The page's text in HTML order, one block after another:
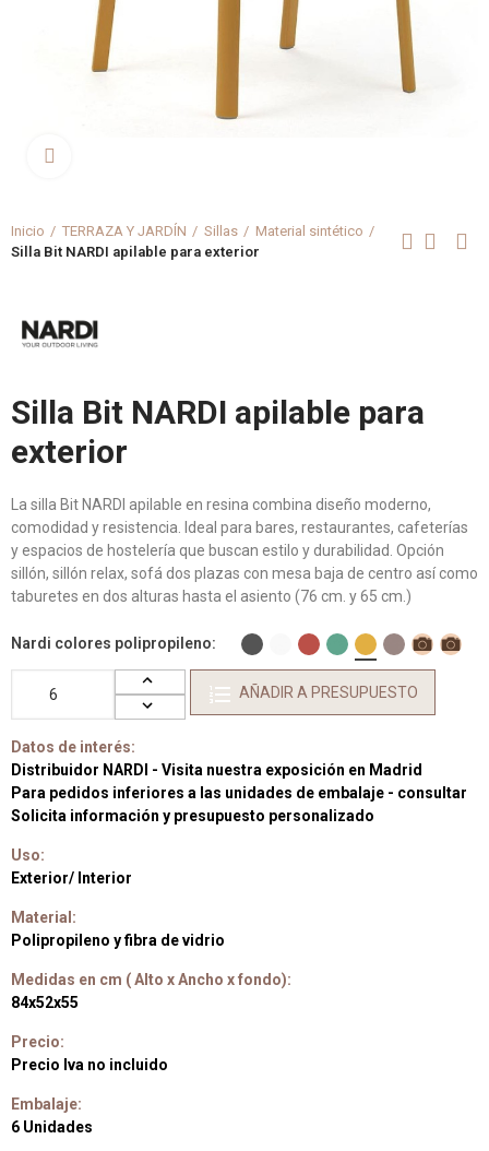
Inicio TERRAZA Y JARDÍN Sillas
Material sintético
Silla Bit NARDI apilable para exterior
Silla Bit NARDI apilable para
exterior
La silla Bit NARDI apilable en resina combina diseño moderno,
comodidad y resistencia. Ideal para bares, restaurantes, cafeterías
y espacios de hostelería que buscan estilo y durabilidad. Opción
sillón, sillón relax, sofá dos plazas con mesa baja de centro así como
taburetes en dos alturas hasta el asiento (76 cm. y 65 cm.)
Nardi colores polipropileno
AÑADIR A PRESUPUESTO
Datos de interés:
Distribuidor NARDI - Visita nuestra exposición en Madrid
Para pedidos inferiores a las unidades de embalaje - consultar
Solicita información y presupuesto personalizado
Uso:
Exterior/ Interior
Material:
Polipropileno y fibra de vidrio
Medidas en cm ( Alto x Ancho x fondo):
84x52x55
Precio:
Precio Iva no incluido
Embalaje:
6 Unidades